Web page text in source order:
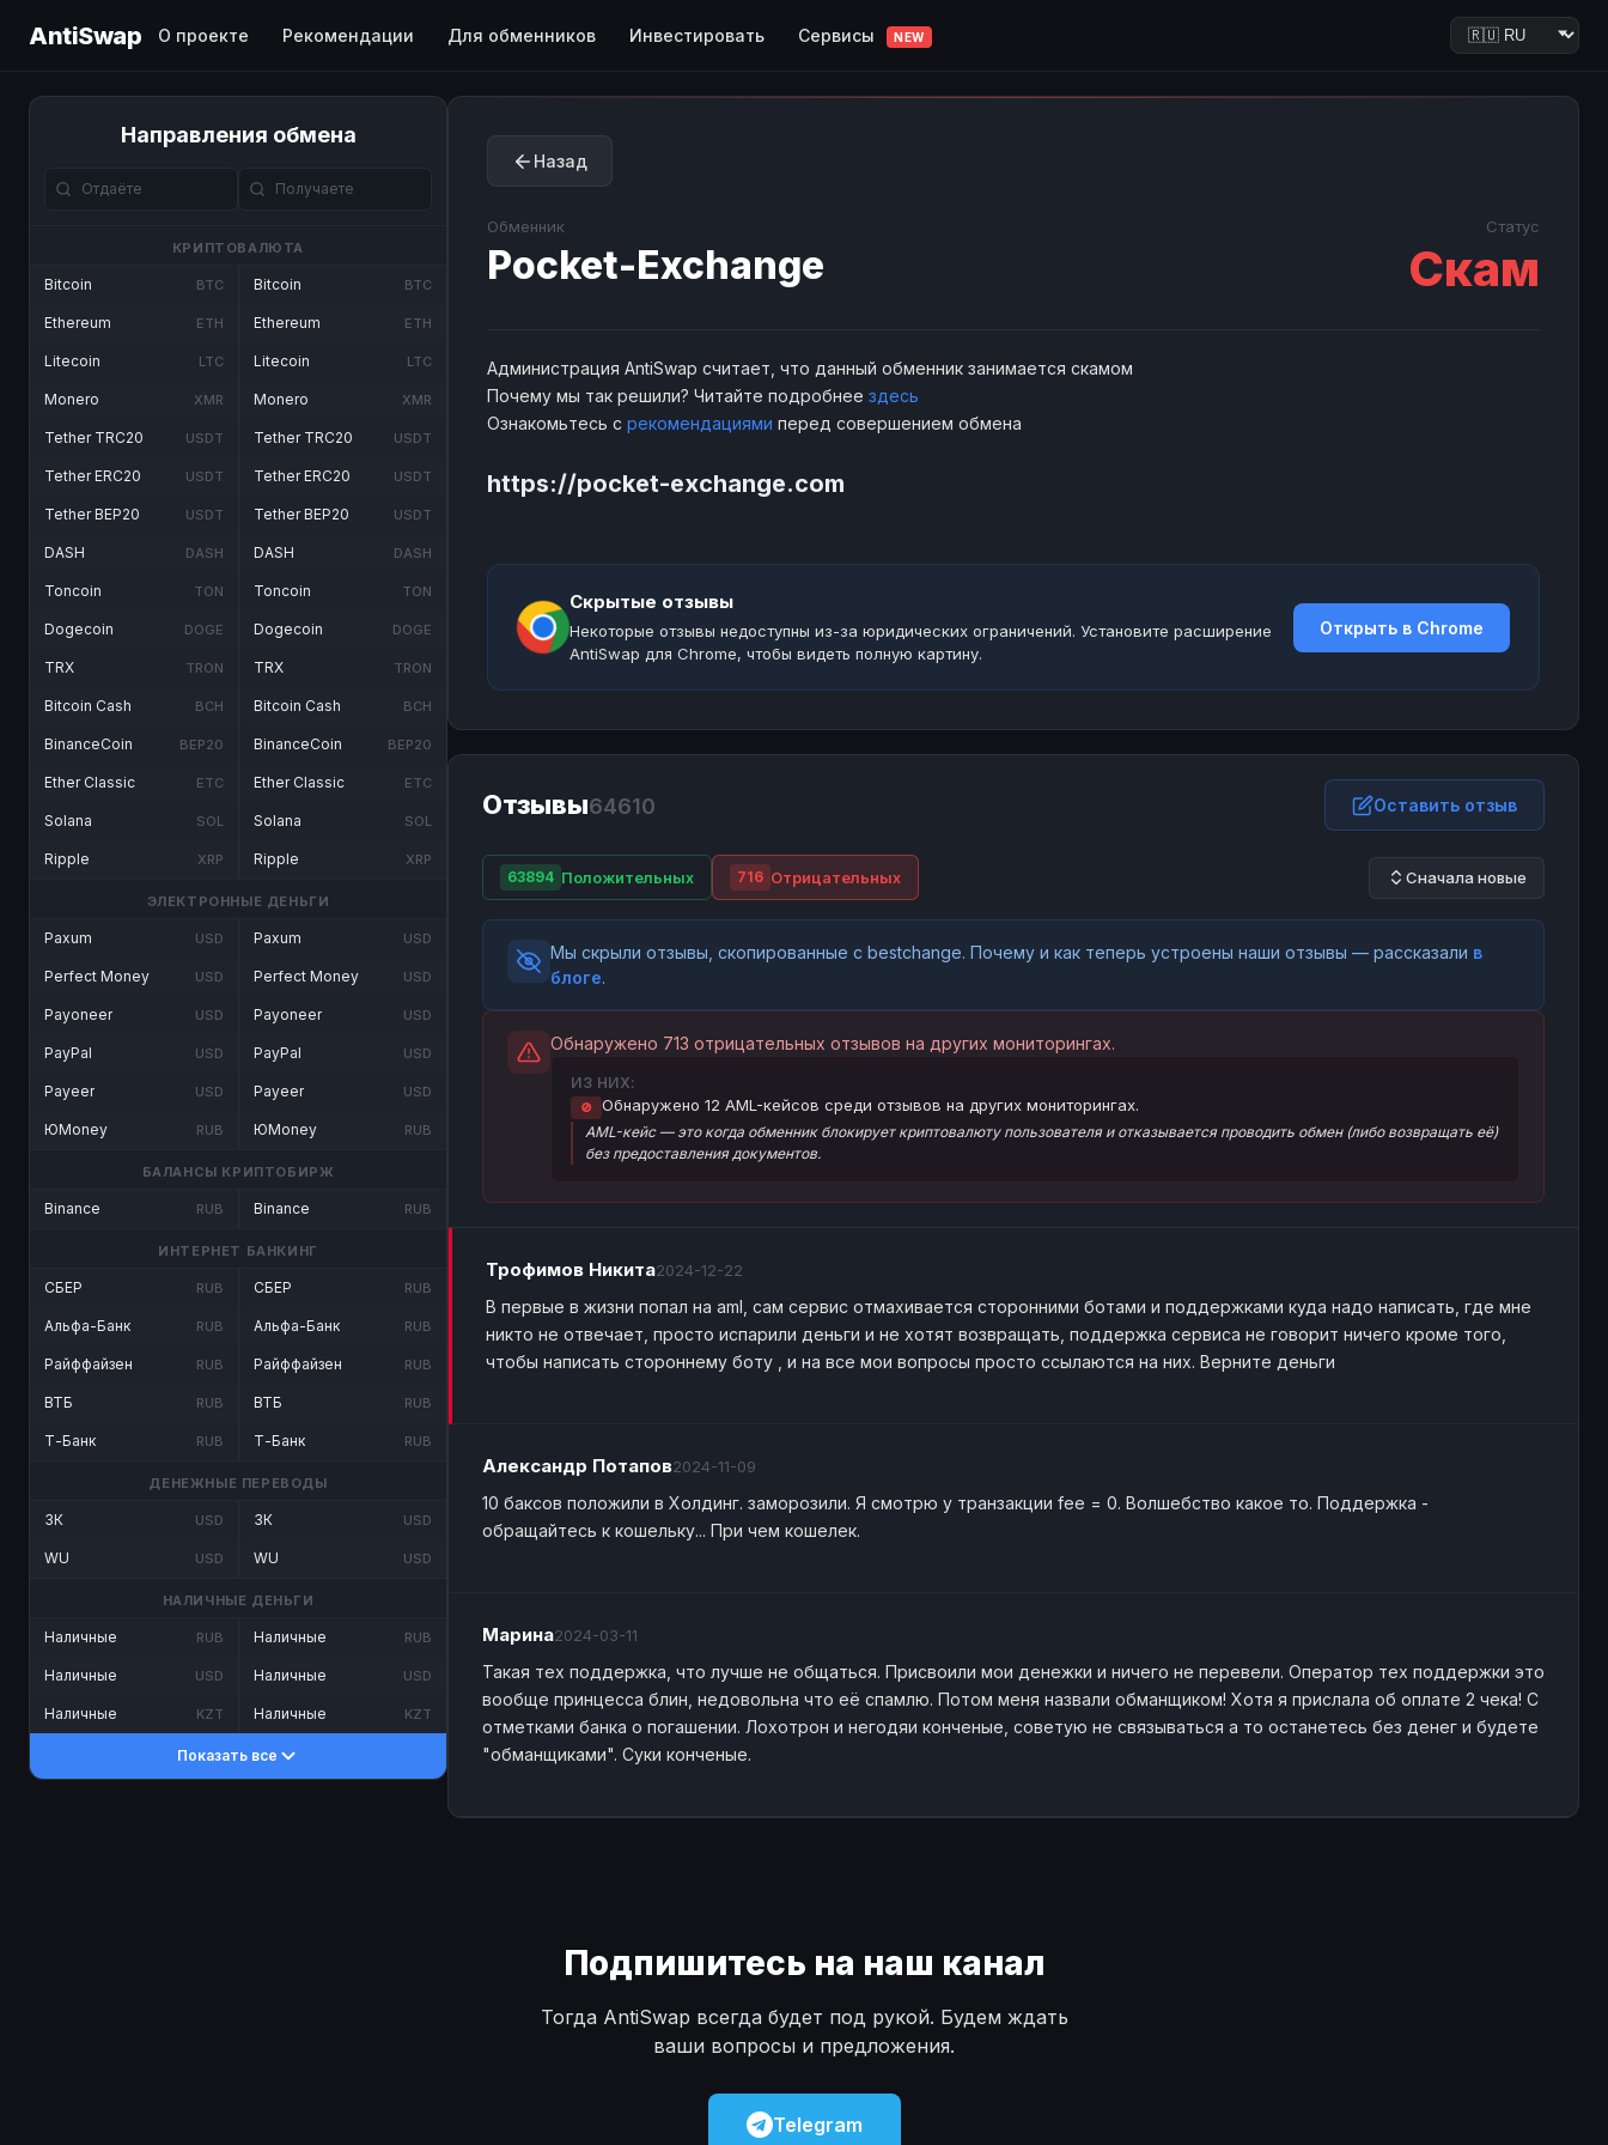
AntiSwap О проекте Рекомендации Для обменников Инвестировать Сервисы NEW
Направления обмена
КРИПТОВАЛЮТА
Bitcoin BTC
Ethereum ETH
Litecoin LTC
Monero XMR
Tether TRC20 USDT
Tether ERC20 USDT
Tether BEP20 USDT
DASH DASH
Toncoin TON
Dogecoin DOGE
TRX TRON
Bitcoin Cash BCH
BinanceCoin BEP20
Ether Classic ETC
Solana SOL
Ripple XRP
Bitcoin BTC
Ethereum ETH
Litecoin LTC
Monero XMR
Tether TRC20 USDT
Tether ERC20 USDT
Tether BEP20 USDT
DASH DASH
Toncoin TON
Dogecoin DOGE
TRX TRON
Bitcoin Cash BCH
BinanceCoin BEP20
Ether Classic ETC
Solana SOL
Ripple XRP
ЭЛЕКТРОННЫЕ ДЕНЬГИ
Paxum USD
Perfect Money USD
Payoneer USD
PayPal USD
Payeer USD
ЮMoney RUB
Paxum USD
Perfect Money USD
Payoneer USD
PayPal USD
Payeer USD
ЮMoney RUB
БАЛАНСЫ КРИПТОБИРЖ
Binance RUB Binance RUB
ИНТЕРНЕТ БАНКИНГ
СБЕР RUB
Альфа-Банк RUB
Райффайзен RUB
ВТБ RUB
Т-Банк RUB
СБЕР RUB
Альфа-Банк RUB
Райффайзен RUB
ВТБ RUB
Т-Банк RUB
ДЕНЕЖНЫЕ ПЕРЕВОДЫ
ЗК USD
WU USD
ЗК USD
WU USD
НАЛИЧНЫЕ ДЕНЬГИ
Наличные RUB
Наличные USD
Наличные KZT
Наличные RUB
Наличные USD
Наличные KZT
Показать все
Назад
Обменник
Pocket-Exchange
Статус
Скам
Администрация AntiSwap считает, что данный обменник занимается скамом
Почему мы так решили? Читайте подробнее здесь
Ознакомьтесь с рекомендациями перед совершением обмена
https://pocket-exchange.com
Скрытые отзывы
Некоторые отзывы недоступны из-за юридических ограничений. Установите расширение
AntiSwap для Chrome, чтобы видеть полную картину.
Открыть в Chrome
Отзывы64610 Оставить отзыв
63894 Положительных 716 Отрицательных Сначала новые
Мы скрыли отзывы, скопированные с bestchange. Почему и как теперь устроены наши отзывы — рассказали в
блоге.
Обнаружено 713 отрицательных отзывов на других мониторингах.
ИЗ НИХ:
🚫 Обнаружено 12 AML-кейсов среди отзывов на других мониторингах.
AML-кейс — это когда обменник блокирует криптовалюту пользователя и отказывается проводить обмен (либо возвращать её)
без предоставления документов.
Трофимов Никита2024-12-22
В первые в жизни попал на aml, сам сервис отмахивается сторонними ботами и поддержками куда надо написать, где мне
никто не отвечает, просто испарили деньги и не хотят возвращать, поддержка сервиса не говорит ничего кроме того,
чтобы написать стороннему боту , и на все мои вопросы просто ссылаются на них. Верните деньги
Александр Потапов2024-11-09
10 баксов положили в Холдинг. заморозили. Я смотрю у транзакции fee = 0. Волшебство какое то. Поддержка -
обращайтесь к кошельку... При чем кошелек.
Марина2024-03-11
Такая тех поддержка, что лучше не общаться. Присвоили мои денежки и ничего не перевели. Оператор тех поддержки это
вообще принцесса блин, недовольна что её спамлю. Потом меня назвали обманщиком! Хотя я прислала об оплате 2 чека! С
отметками банка о погашении. Лохотрон и негодяи конченые, советую не связываться а то останетесь без денег и будете
"обманщиками". Суки конченые.
Подпишитесь на наш канал
Тогда AntiSwap всегда будет под рукой. Будем ждать
ваши вопросы и предложения.
Telegram